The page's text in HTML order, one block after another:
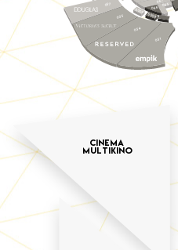
065
066
S008 S009
037
035
034
031
CINEMA
MULTIKINO